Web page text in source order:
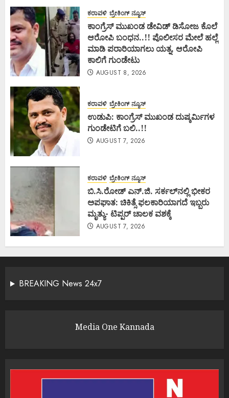
ಕರಾವಳಿ ಬ್ರೇಕಿಂಗ್ ನ್ಯೂಸ್
ಕಾಂಗ್ರೆಸ್ ಮುಖಂಡ ಡೇವಿಡ್ ಡಿಸೋಜ ಕೊಲೆ
ಆರೋಪಿ ಬಂಧನ..!! ಪೊಲೀಸರ ಮೇಲೆ ಹಲ್ಲೆ
ಮಾಡಿ ಪರಾರಿಯಾಗಲು ಯತ್ನ, ಆರೋಪಿ
ಕಾಲಿಗೆ ಗುಂಡೇಟು
AUGUST 8, 2026
ಕರಾವಳಿ ಬ್ರೇಕಿಂಗ್ ನ್ಯೂಸ್
ಉಡುಪಿ: ಕಾಂಗ್ರೆಸ್ ಮುಖಂಡ ದುಷ್ಕರ್ಮಿಗಳ
ಗುಂಡೇಟಿಗೆ ಬಲಿ..!!
AUGUST 7, 2026
ಕರಾವಳಿ ಬ್ರೇಕಿಂಗ್ ನ್ಯೂಸ್
ಬಿ.ಸಿ.ರೋಡ್ ಎನ್.ಜಿ. ಸರ್ಕಲ್‌ನಲ್ಲಿ ಭೀಕರ
ಅಪಘಾತ: ಚಿಕಿತ್ಸೆ ಫಲಕಾರಿಯಾಗದೆ ಇಬ್ಬರು
ಮೃತ್ಯು- ಟಿಪ್ಪರ್ ಚಾಲಕ ವಶಕ್ಕೆ
AUGUST 7, 2026
BREAKING News 24x7
Media One Kannada